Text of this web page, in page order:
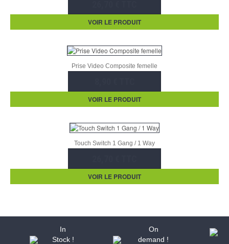
VOIR LE PRODUIT
Prise Video Composite femelle
VOIR LE PRODUIT
Touch Switch 1 Gang / 1 Way
VOIR LE PRODUIT
In
Stock !
On
demand !